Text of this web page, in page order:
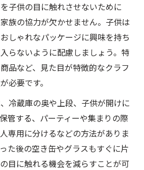
子供の目に触れさせないために
族の協力が欠かせません。子供は
しゃれなパッケージに興味を持ち
らないように配慮しましょう。特
品など、見た目が特徴的なクラフ
必要です。
冷蔵庫の奥や上段、子供が開けに
管する、パーティーや集まりの際
専用に分けるなどの方法がありま
た後の空き缶やグラスもすぐに片
目に触れる機会を減らすことが可